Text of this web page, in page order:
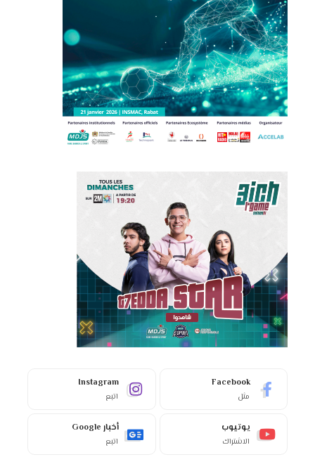
Facebook
مثل
Instagram
اتبع
يوتيوب
الاشتراك
أخبار Google
اتبع